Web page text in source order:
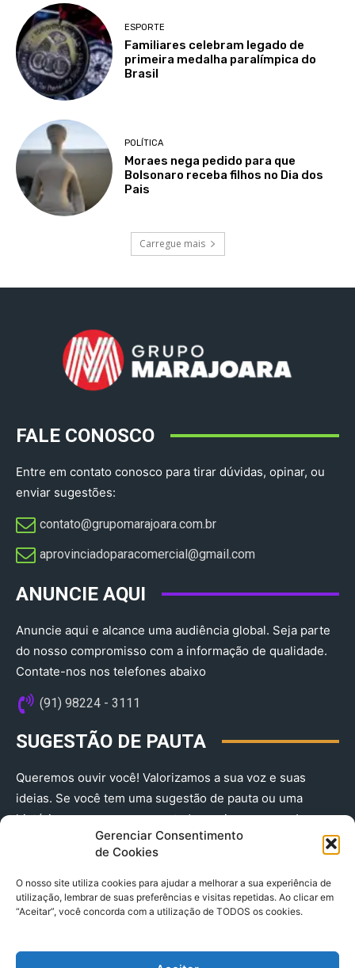
Gerenciar Consentimento
de Cookies
O nosso site utiliza cookies para ajudar a melhorar a sua experiência de
utilização, lembrar de suas preferências e visitas repetidas. Ao clicar em
“Aceitar”, você concorda com a utilização de TODOS os cookies.
ESPORTE
Familiares celebram legado de
primeira medalha paralímpica do
Brasil
POLÍTICA
Moraes nega pedido para que
Bolsonaro receba filhos no Dia dos
Pais
Carregue mais
FALE CONOSCO
Entre em contato conosco para tirar dúvidas, opinar, ou
enviar sugestões:
contato@grupomarajoara.com.br
aprovinciadoparacomercial@gmail.com​
ANUNCIE AQUI
Anuncie aqui e alcance uma audiência global. Seja parte
do nosso compromisso com a informação de qualidade.
Contate-nos nos telefones abaixo
(91) 98224 - 3111
SUGESTÃO DE PAUTA
Queremos ouvir você! Valorizamos a sua voz e suas
ideias. Se você tem uma sugestão de pauta ou uma
história que merece ser contada, envie-nos agora!
(91) 98224 - 3111